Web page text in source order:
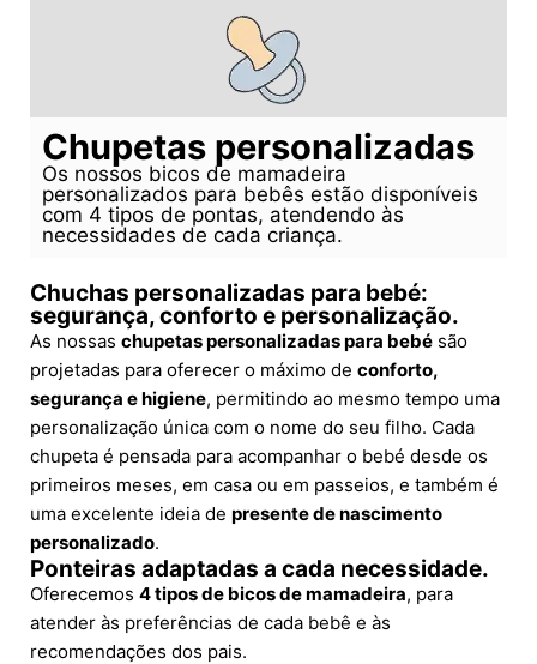
Chupetas personalizadas
Os nossos bicos de mamadeira
personalizados para bebês estão disponíveis
com 4 tipos de pontas, atendendo às
necessidades de cada criança.
Chuchas personalizadas para bebé:
segurança, conforto e personalização.
As nossas chupetas personalizadas para bebé são
projetadas para oferecer o máximo de conforto,
segurança e higiene, permitindo ao mesmo tempo uma
personalização única com o nome do seu filho. Cada
chupeta é pensada para acompanhar o bebé desde os
primeiros meses, em casa ou em passeios, e também é
uma excelente ideia de presente de nascimento
personalizado.
Ponteiras adaptadas a cada necessidade.
Oferecemos 4 tipos de bicos de mamadeira, para
atender às preferências de cada bebê e às
recomendações dos pais.